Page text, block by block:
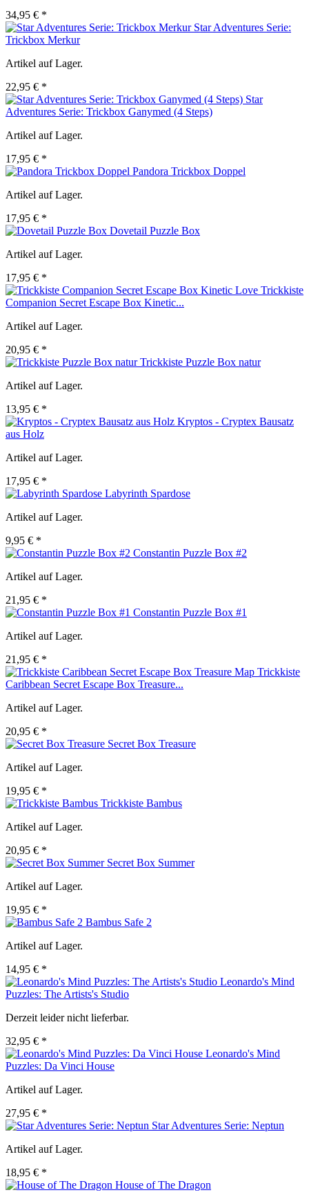
34,95 € *
Star Adventures Serie:
Trickbox Merkur
Artikel auf Lager.
22,95 € *
Star
Adventures Serie: Trickbox Ganymed (4 Steps)
Artikel auf Lager.
17,95 € *
Pandora Trickbox Doppel
Artikel auf Lager.
17,95 € *
Dovetail Puzzle Box
Artikel auf Lager.
17,95 € *
Trickkiste
Companion Secret Escape Box Kinetic...
Artikel auf Lager.
20,95 € *
Trickkiste Puzzle Box natur
Artikel auf Lager.
13,95 € *
Kryptos - Cryptex Bausatz
aus Holz
Artikel auf Lager.
17,95 € *
Labyrinth Spardose
Artikel auf Lager.
9,95 € *
Constantin Puzzle Box #2
Artikel auf Lager.
21,95 € *
Constantin Puzzle Box #1
Artikel auf Lager.
21,95 € *
Trickkiste
Caribbean Secret Escape Box Treasure...
Artikel auf Lager.
20,95 € *
Secret Box Treasure
Artikel auf Lager.
19,95 € *
Trickkiste Bambus
Artikel auf Lager.
20,95 € *
Secret Box Summer
Artikel auf Lager.
19,95 € *
Bambus Safe 2
Artikel auf Lager.
14,95 € *
Leonardo's Mind
Puzzles: The Artists's Studio
Derzeit leider nicht lieferbar.
32,95 € *
Leonardo's Mind
Puzzles: Da Vinci House
Artikel auf Lager.
27,95 € *
Star Adventures Serie: Neptun
Artikel auf Lager.
18,95 € *
House of The Dragon